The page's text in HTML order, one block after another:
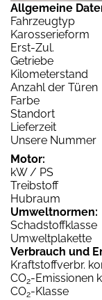
Allgemeine
Fahrzeugtyp
Karosserieform
Erst-Zul.
Getriebe
Kilometerstand
Anzahl der Türen
Farbe
Standort
Lieferzeit
Unsere Nummer
Motor:
kW / PS
Treibstoff
Hubraum
Umweltnormen:
Schadstoffklasse
Umweltplakette
Verbrauch und
Kraftstoffverbr.
CO2-Emissionen
CO2-Klasse